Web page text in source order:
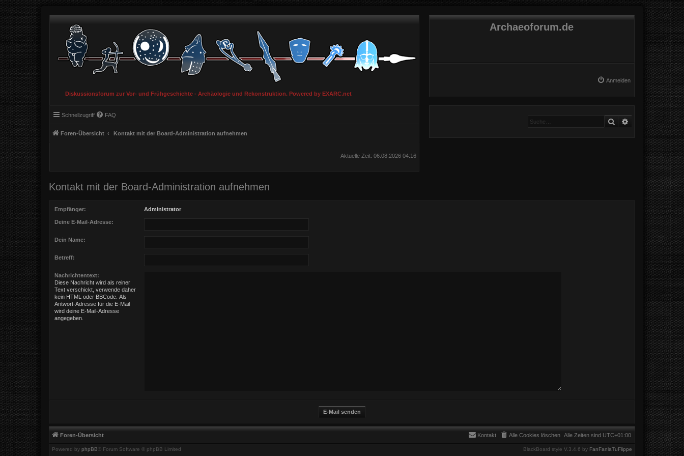
Diskussionsforum zur Vor- und Frühgeschichte - Archäologie und Rekonstruktion. Powered by EXARC.net
Archaeoforum.de
Anmelden
Schnellzugriff FAQ
Foren-Übersicht Kontakt mit der Board-Administration aufnehmen
Suche Erweiterte Suche
Aktuelle Zeit: 06.08.2026 04:16
Kontakt mit der Board-Administration aufnehmen
Empfänger: Administrator
Deine E-Mail-Adresse:
Dein Name:
Betreff:
Nachrichtentext:
Diese Nachricht wird als reiner
Text verschickt, verwende daher
kein HTML oder BBCode. Als
Antwort-Adresse für die E-Mail
wird deine E-Mail-Adresse
angegeben.
Foren-Übersicht Alle Zeiten sind UTC+01:00
Alle Cookies löschen
Kontakt
Powered by phpBB® Forum Software © phpBB Limited BlackBoard style V.3.4.6 by FanFanlaTuFlippe